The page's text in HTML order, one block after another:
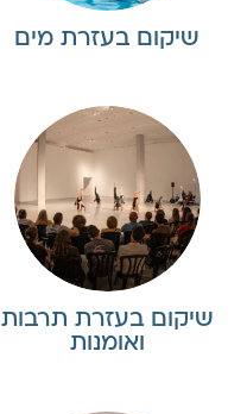
שיקום בעזרת מים
שיקום בעזרת תרבות
ואומנות